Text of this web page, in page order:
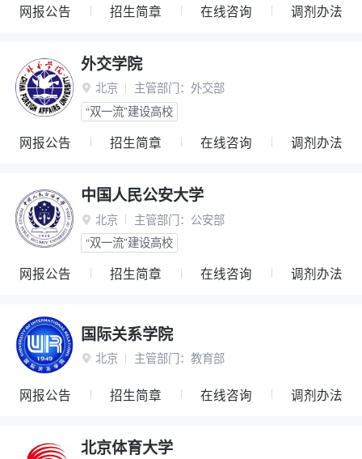
网报公告 招生简章 在线咨询 调剂办法
外交学院
 北京 主管部门： 外交部
“双一流”建设高校
网报公告 招生简章 在线咨询 调剂办法
中国人民公安大学
 北京 主管部门： 公安部
“双一流”建设高校
网报公告 招生简章 在线咨询 调剂办法
国际关系学院
 北京 主管部门： 教育部
网报公告 招生简章 在线咨询 调剂办法
北京体育大学